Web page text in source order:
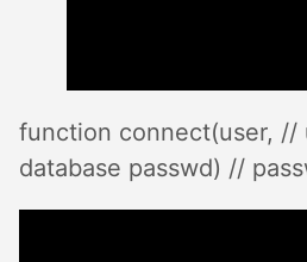
function connect(user, //
database passwd) //